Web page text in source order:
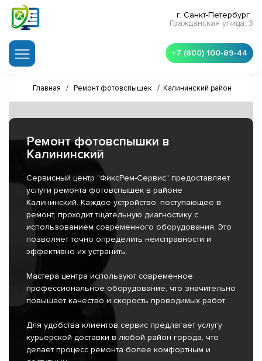
г. Санкт-Петербург
Гражданская улица, 3
+7 (800) 100-89-44
Главная / Ремонт фотовспышек / Калининский район
Ремонт фотовспышки в
Калининский
Сервисный центр "ФиксРем-Сервис" предоставляет
услуги ремонта фотовспышек в районе
Калининский. Каждое устройство, поступающее в
ремонт, проходит тщательную диагностику с
использованием современного оборудования. Это
позволяет точно определить неисправности и
эффективно их устранить.
Мастера центра используют современное
профессиональное оборудование, что значительно
повышает качество и скорость проводимых работ.
Для удобства клиентов сервис предлагает услугу
курьерской доставки в любой район города, что
делает процесс ремонта более комфортным и